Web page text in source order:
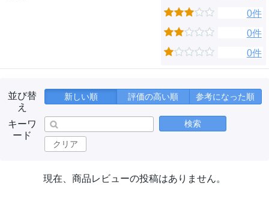
0件
0件
0件
並び替
え
新しい順 評価の高い順 参考になった順
キーワ
ード
検索
クリア
現在、商品レビューの投稿はありません。